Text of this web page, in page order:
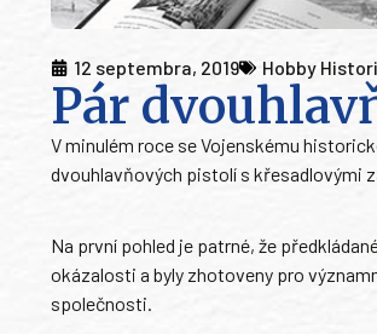
12 septembra, 2019 Hobby
Pár
V minulém roce se Vojenskému
dvouhlavňových pistolí s křesadlovými
Na první pohled je patrné, že
okázalosti a byly zhotoveny pro
společnosti.